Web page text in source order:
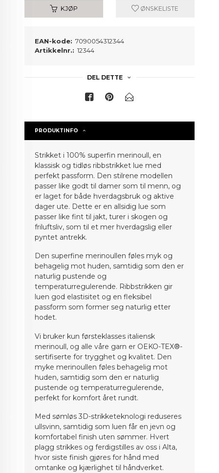
KJØP ØNSKELISTE
EAN-kode: 7090054312344
Artikkelnr.: 12344
DEL DETTE
PRODUKTINFO
Strikket i 100% superfin merinoull, en
klassisk og tidløs ribbstrikket lue med
perfekt passform. Den stilrene modellen
passer like godt til damer som til menn, og
er laget for både hverdagsbruk og aktive
dager ute. Dette er en allsidig lue som
passer like fint til jakt, turer i skogen og
friluftsliv, som til et mer hverdagslig eller
pyntet antrekk.
Den superfine merinoullen føles myk og
behagelig mot huden, samtidig som den er
naturlig pustende og
temperaturregulerende. Ribbstrikken gir
luen god elastisitet og en fleksibel
passform som former seg naturlig etter
hodet.
Vi bruker kun førsteklasses italiensk
merinoull, og alle våre garn er OEKO-TEX®-
sertifiserte for trygghet og kvalitet. Den
myke merinoullen føles behagelig mot
huden, samtidig som den er naturlig
pustende og temperaturregulerende,
perfekt for komfort året rundt.
Med sømløs 3D-strikketeknologi reduseres
ullsvinn, samtidig som luen får en jevn og
komfortabel finish uten sømmer. Hvert
plagg strikkes og ferdigstilles av oss i Alta,
hvor siste finish gjøres for hånd med
omtanke og kjærlighet til håndverket.